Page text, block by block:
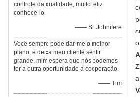
controle da qualidade, muito feliz
conhecê-lo.
—— Sr. Johnifere
Você sempre pode dar-me o melhor
plano, e deixa meu cliente sentir
grande, mim espera que nós podemos
ter a outra oportunidade à cooperação.
—— Tim